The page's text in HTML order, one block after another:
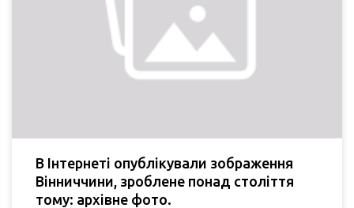
В Інтернеті опублікували зображення
Вінниччини, зроблене понад століття
тому: архівне фото.